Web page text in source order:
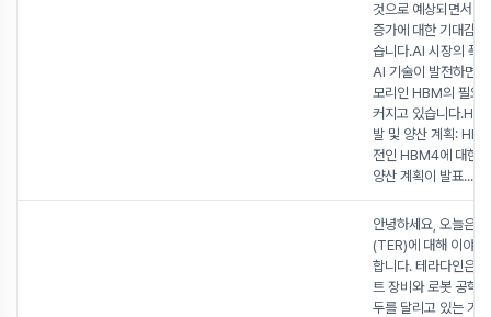
것으로 예상되면서
증가에 대한 기대감
습니다.AI 시장의 폭
AI 기술이 발전하면
모리인 HBM의 필요
커지고 있습니다
발 및 양산 계획:
전인 HBM4에 대한
양산 계획이 발표...
안녕하세요, 오늘은
(TER)에 대해 이야기
합니다. 테라다인은
트 장비와 로봇 공학
두를 달리고 있는 기